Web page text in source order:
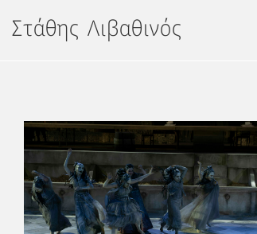
στοΣτάθης Λιβαθινός